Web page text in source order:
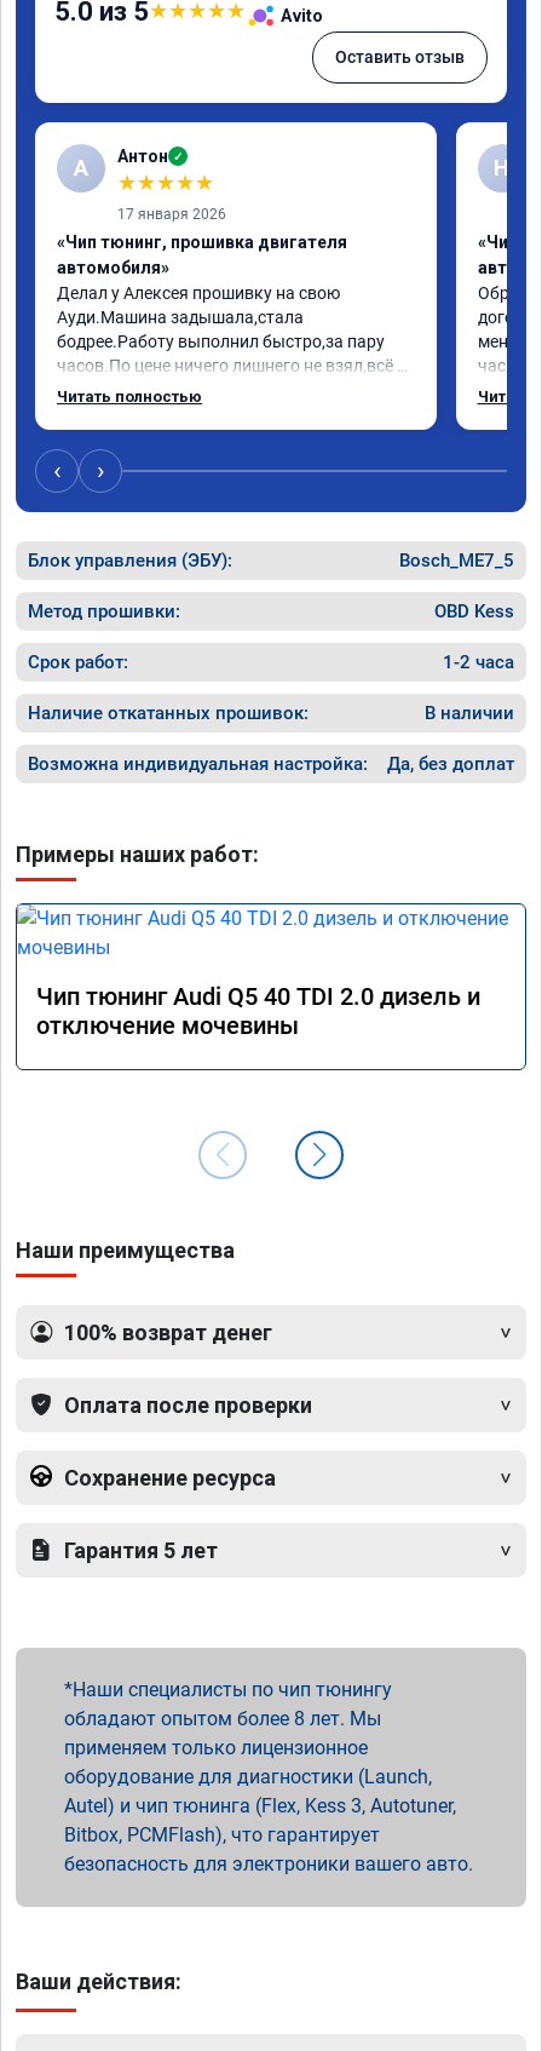
5.0 из 5★★★★★ Avito
Оставить отзыв
А Антон ✓
★★★★★
17 января 2026
«Чип тюнинг, прошивка двигателя
автомобиля»
Делал у Алексея прошивку на свою
Ауди.Машина задышала,стала
бодрее.Работу выполнил быстро,за пару
часов.По цене ничего лишнего не взял,всё
как договаривались заранее.После работы
случае поломки авто.Однозначно
рекомендую Алексея как грамотного
специалиста!
Читать полностью
Н
«Чип
меня
час
Арман
Читать
‹ ›
Блок управления (ЭБУ): Bosch_ME7_5
Метод прошивки: OBD Kess
Срок работ: 1-2 часа
Наличие откатанных прошивок: В наличии
Возможна индивидуальная настройка: Да, без доплат
Примеры наших работ:
Чип тюнинг Audi Q5 40 TDI 2.0 дизель и
отключение мочевины
Наши преимущества
100% возврат денег
Оплата после проверки
Сохранение ресурса
Гарантия 5 лет
Наши специалисты по чип тюнингу
обладают опытом более 8 лет. Мы
применяем только лицензионное
оборудование для диагностики (Launch,
Autel) и чип тюнинга (Flex, Kess 3, Autotuner,
Bitbox, PCMFlash), что гарантирует
безопасность для электроники вашего авто.
Ваши действия: